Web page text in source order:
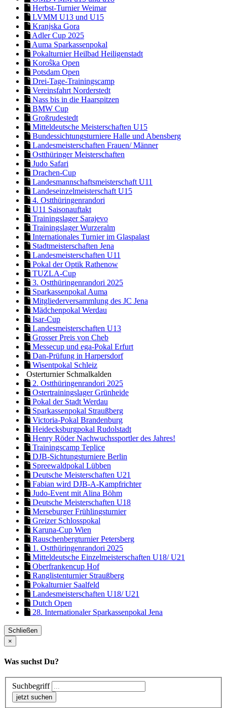
Herbst-Turnier Weimar
LVMM U13 und U15
Kranjska Gora
Adler Cup 2025
Auma Sparkassenpokal
Pokalturnier Heilbad Heiligenstadt
Koroŝka Open
Potsdam Open
Drei-Tage-Trainingscamp
Vereinsfahrt Norderstedt
Nass bis in die Haarspitzen
BMW Cup
Großrudestedt
Mitteldeutsche Meisterschaften U15
Bundessichtungsturniere Halle und Abensberg
Landesmeisterschaften Frauen/ Männer
Ostthüringer Meisterschaften
Judo Safari
Drachen-Cup
Landesmannschaftsmeisterschaft U11
Landeseinzelmeisterschaft U15
4. Ostthüringenrandori
U11 Saisonauftakt
Trainingslager Sarajevo
Trainingslager Wurzeralm
Internationales Turnier im Glaspalast
Stadtmeisterschaften Jena
Landesmeisterschaften U11
Pokal der Optik Rathenow
TUZLA-Cup
3. Ostthüringenrandori 2025
Sparkassenpokal Auma
Mitgliederversammlung des JC Jena
Mädchenpokal Werdau
Isar-Cup
Landesmeisterschaften U13
Grosser Preis von Cheb
Messecup und ega-Pokal Erfurt
Dan-Prüfung in Harpersdorf
Wisentpokal Schleiz
Osterturnier Schmalkalden
2. Ostthüringenrandori 2025
Ostertrainingslager Grünheide
Pokal der Stadt Werdau
Sparkassenpokal Straußberg
Victoria-Pokal Brandenburg
Heidecksburgpokal Rudolstadt
Henry Röder Nachwuchssportler des Jahres!
Trainingscamp Teplice
DJB-Sichtungsturniere Berlin
Spreewaldpokal Lübben
Deutsche Meisterschaften U21
Fabian wird DJB-A-Kampfrichter
Judo-Event mit Alina Böhm
Deutsche Meisterschaften U18
Merseburger Frühlingsturnier
Greizer Schlosspokal
Karuna-Cup Wien
Rauschenbergturnier Petersberg
1. Ostthüringenrandori 2025
Mitteldeutsche Einzelmeisterschaften U18/ U21
Oberfrankencup Hof
Ranglistenturnier Straußberg
Pokalturnier Saalfeld
Landesmeisterschaften U18/ U21
Dutch Open
28. Internationaler Sparkassenpokal Jena
Schließen
×
Was suchst Du?
Suchbegriff